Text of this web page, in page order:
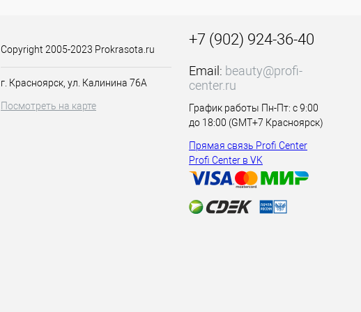
Copyright 2005-2023 Prokrasota.ru
г. Красноярск, ул. Калинина 76А
Посмотреть на карте
+7 (902) 924-36-40
Email: beauty@profi-
center.ru
График работы Пн-Пт: с 9:00
до 18:00 (GMT+7 Красноярск)
Прямая связь Profi Center
Profi Center в VK